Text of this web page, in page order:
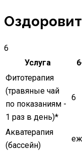
6
Услуга
Фитотерапия
(травяные чай
по показаниям -
1 раз в день)*
6
Акватерапия
(бассейн)